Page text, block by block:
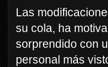
Las
su cola, ha
sorprendido con
personal más